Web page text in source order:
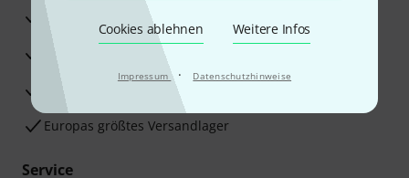
Cookies ablehnen Weitere Infos
Impressum · Datenschutzhinweise
Beratung durch Fachexperten
Zufriedenheitsgarantie
Europas größtes Versandlager
Service